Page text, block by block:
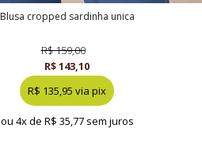
blusa cropped sardinha unica
R$ 159,00
R$ 143,10
R$ 135,95 via pix
ou 4x de R$ 35,77 sem juros